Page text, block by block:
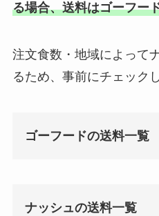
る場合、送料はゴーフー
注文食数・地域によって
るため、事前にチェック
ゴーフードの送料一覧
ナッシュの送料一覧